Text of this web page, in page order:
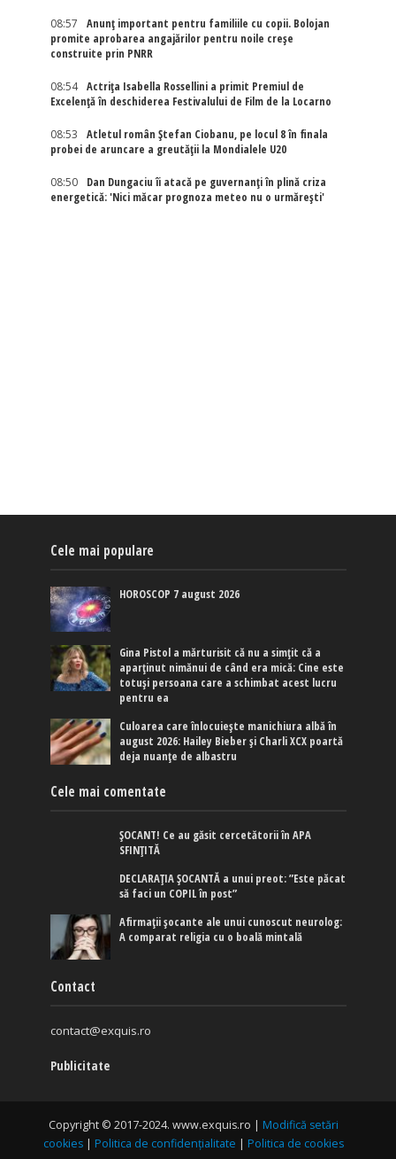
08:57
Anunț important pentru familiile cu copii. Bolojan
promite aprobarea angajărilor pentru noile creșe
construite prin PNRR
08:54
Actriţa Isabella Rossellini a primit Premiul de
Excelenţă în deschiderea Festivalului de Film de la Locarno
08:53
Atletul român Ștefan Ciobanu, pe locul 8 în finala
probei de aruncare a greutății la Mondialele U20
08:50
Dan Dungaciu îi atacă pe guvernanți în plină criza
energetică: 'Nici măcar prognoza meteo nu o urmărești'
Cele mai populare
HOROSCOP 7 august 2026
Gina Pistol a mărturisit că nu a simțit că a
aparținut nimănui de când era mică: Cine este
totuși persoana care a schimbat acest lucru
pentru ea
Culoarea care înlocuiește manichiura albă în
august 2026: Hailey Bieber și Charli XCX poartă
deja nuanțe de albastru
Cele mai comentate
ȘOCANT! Ce au găsit cercetătorii în APA
SFINȚITĂ
DECLARAȚIA ȘOCANTĂ a unui preot: ”Este păcat
să faci un COPIL în post”
Afirmaţii şocante ale unui cunoscut neurolog:
A comparat religia cu o boală mintală
Contact
contact@exquis.ro
Publicitate
Copyright © 2017-2024. www.exquis.ro | Modifică setări
cookies | Politica de confidențialitate | Politica de cookies